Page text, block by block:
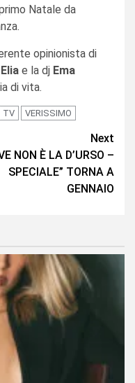
Natale da
opinionista di
e la dj Ema
di vita.
TV VERISSIMO
Next
NON È LA D’URSO –
SPECIALE” TORNA A
GENNAIO